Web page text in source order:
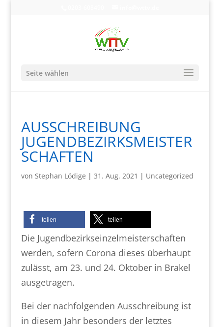
Seite wählen
AUSSCHREIBUNG
JUGENDBEZIRKSMEISTER
SCHAFTEN
von Stephan Lödige | 31. Aug. 2021 | Uncategorized
teilen teilen
Die Jugendbezirkseinzelmeisterschaften
werden, sofern Corona dieses überhaupt
zulässt, am 23. und 24. Oktober in Brakel
ausgetragen.
Bei der nachfolgenden Ausschreibung ist
in diesem Jahr besonders der letztes